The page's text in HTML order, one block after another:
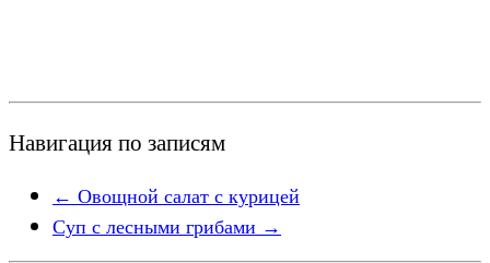
Навигация по записям
← Овощной салат с курицей
Суп с лесными грибами →